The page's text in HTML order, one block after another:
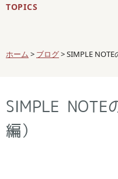
TOPICS
ホーム > ブログ>SIMPLE NOTE
SIMPLE NOTE
編）